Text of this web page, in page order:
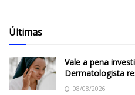
Últimas
Vale a pena
Dermatologista
08/08/2026